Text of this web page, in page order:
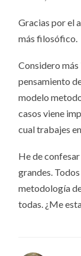
Gracias por el
más filosófico.
Considero
pensamiento
modelo
casos viene
cual trabajes
He de
grandes.
metodología
todas. ¿Me